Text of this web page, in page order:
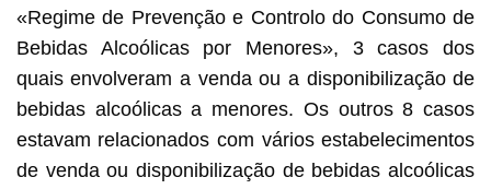
«Regime de Prevenção e Controlo do Consumo de
Bebidas Alcoólicas por Menores», 3 casos dos
quais envolveram a venda ou a disponibilização de
bebidas alcoólicas a menores. Os outros 8 casos
estavam relacionados com vários estabelecimentos
de venda ou disponibilização de bebidas alcoólicas